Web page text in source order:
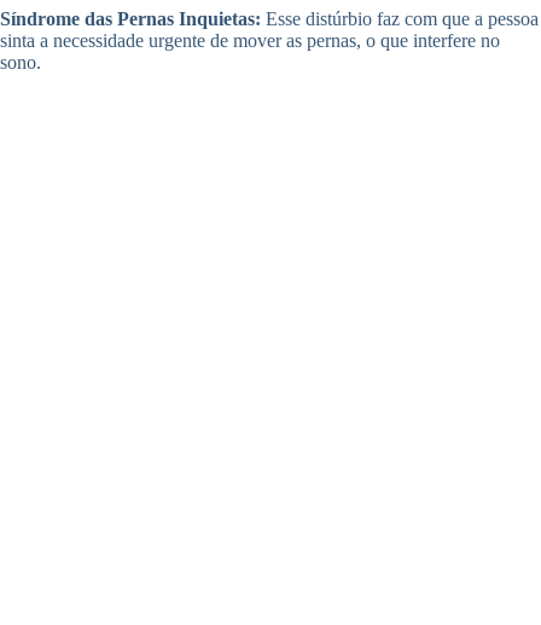
Síndrome das Pernas Inquietas: Esse distúrbio faz com que a pessoa
sinta a necessidade urgente de mover as pernas, o que interfere no
sono.